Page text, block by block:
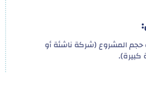
المشروع (شركة ناشئة أو